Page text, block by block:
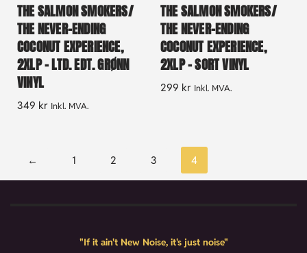
THE SALMON SMOKERS/
THE NEVER-ENDING
COCONUT EXPERIENCE,
2XLP – LTD. EDT. GRØNN
VINYL
349 kr Inkl. MVA.
THE SALMON SMOKERS/
THE NEVER-ENDING
COCONUT EXPERIENCE,
2XLP – SORT VINYL
299 kr Inkl. MVA.
← 1 2 3 4
"If it ain't New Noise, it's just noise"